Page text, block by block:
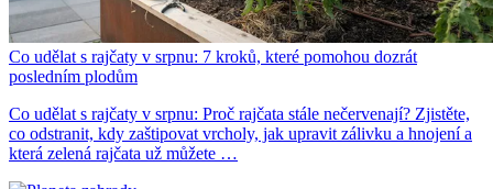
Co udělat s rajčaty v srpnu: 7 kroků, které pomohou dozrát
posledním plodům
Co udělat s rajčaty v srpnu: Proč rajčata stále nečervenají? Zjistěte,
co odstranit, kdy zaštipovat vrcholy, jak upravit zálivku a hnojení a
která zelená rajčata už můžete …